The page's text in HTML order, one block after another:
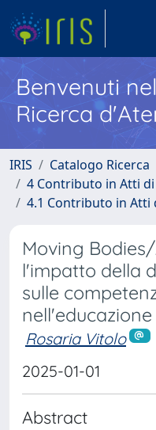
Benvenuti
Ricerca
IRIS
Catalogo Ricerca
4 Contributo in Atti
4.1 Contributo in Atti
Moving
l'impatto della
sulle
nell'educazione
Rosaria Vitolo
2025-01-01
Abstract